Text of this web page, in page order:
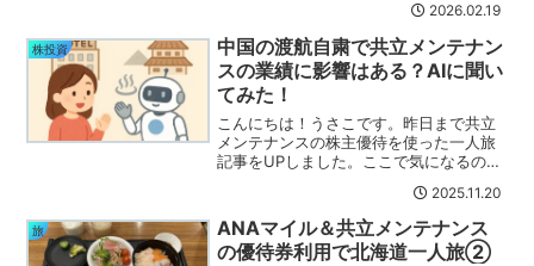
０の状態から800株まで買い戻していま
した。その...
2026.02.19
株投資
中国の渡航自粛で共立メンテナン
スの業績に影響はある？AIに聞い
てみた！
こんにちは！うさこです。昨日まで共立
メンテナンスの株主優待を使った一人旅
記事をUPしました。ここで気になるのが
気になったので早速大先生にAIにいろい
ろ聞いてみました(｀・ω・´)今回は 「AI
の回答をもと...
2025.11.20
旅
ANAマイル＆共立メンテナンス
の優待券利用で北海道一人旅②